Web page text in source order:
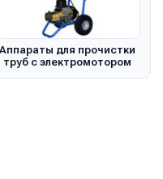
Аппараты для прочистки
труб с электромотором